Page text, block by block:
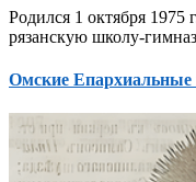
Родился 1 октября 1975
рязанскую школу-
Омские Епархиальные